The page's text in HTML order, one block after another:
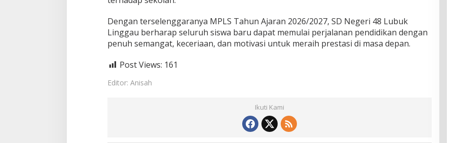
Dengan terselenggaranya MPLS Tahun Ajaran 2026/2027, SD Negeri 48 Lubuk
Linggau berharap seluruh siswa baru dapat memulai perjalanan pendidikan dengan
penuh semangat, keceriaan, dan motivasi untuk meraih prestasi di masa depan.
Post Views: 161
Editor: Anisah
Ikuti Kami